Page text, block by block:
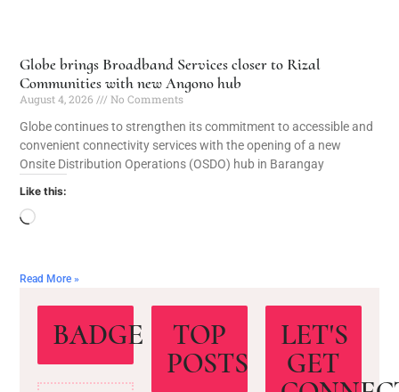
Globe brings Broadband Services closer to Rizal
Communities with new Angono hub
August 4, 2026
No Comments
Globe continues to strengthen its commitment to accessible and
convenient connectivity services with the opening of a new
Onsite Distribution Operations (OSDO) hub in Barangay
Like this:
Read More »
BADGE
TOP
POSTS
LET'S
GET